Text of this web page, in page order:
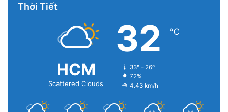
Thời Tiết
HCM
Scattered Clouds
32 ℃
33º - 26º
72%
4.43 km/h